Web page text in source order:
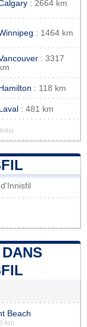
: 2664 km
: 1464 km
: 3317
: 118 km
: 481 km
Beach
km